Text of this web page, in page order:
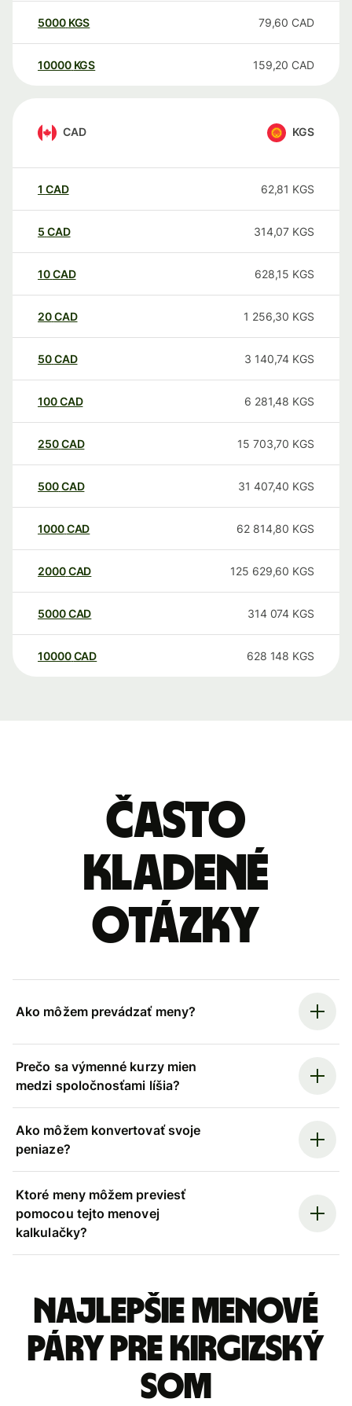
5000 KGS 79,60 CAD
10000 KGS 159,20 CAD
CAD KGS
1 CAD 62,81 KGS
5 CAD 314,07 KGS
10CAD 628,15 KGS
20CAD 1 256,30 KGS
50CAD 3 140,74 KGS
100CAD 6 281,48 KGS
250CAD 15 703,70 KGS
500CAD 31 407,40 KGS
1000CAD 62 814,80 KGS
2000CAD 125 629,60 KGS
5000CAD 314 074 KGS
10000 CAD 628 148 KGS
Často
kladené
otázky
Ako môžem prevádzať meny?
Prečo sa výmenné kurzy mien
medzi spoločnosťami líšia?
Ako môžem konvertovať svoje
peniaze?
Ktoré meny môžem previesť
pomocou tejto menovej
kalkulačky?
Najlepšie menové
páry pre Kirgizský
som